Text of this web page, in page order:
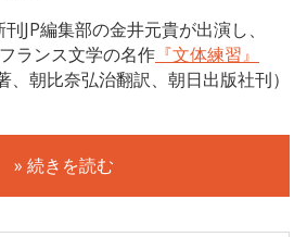
JP編集部の金井元貴が出演し、
ランス文学の名作 『文体練習』
、朝比奈弘治翻訳、朝日出版社刊）
» 続きを読む